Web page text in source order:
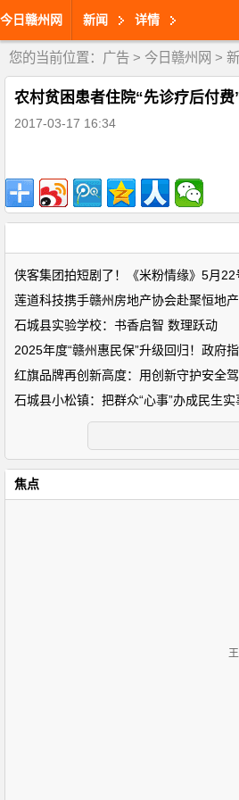
今日赣州网 新闻 详情
您的当前位置： 广告 > 今日赣州网 >
农村贫困患者住院“先诊疗后付
2017-03-17 16:34
侠客集团拍短剧了！《米粉情缘》5月
莲道科技携手赣州房地产协会赴聚恒地
石城县实验学校：书香启智 数理跃动
2025年度“赣州惠民保”升级回归！政府
红旗品牌再创新高度：用创新守护安全
石城县小松镇：把群众“心事”办成民生实
焦点